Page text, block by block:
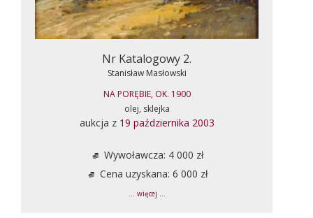
Nr Katalogowy 2.
Stanisław Masłowski
NA PORĘBIE, OK. 1900
olej, sklejka
aukcja z 19 października 2003
Wywoławcza: 4 000 zł
Cena uzyskana: 6 000 zł
... więcej ...